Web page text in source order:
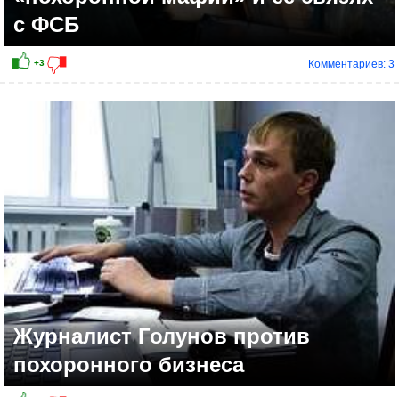
с ФСБ
Комментариев: 3
Журналист Голунов против
похоронного бизнеса